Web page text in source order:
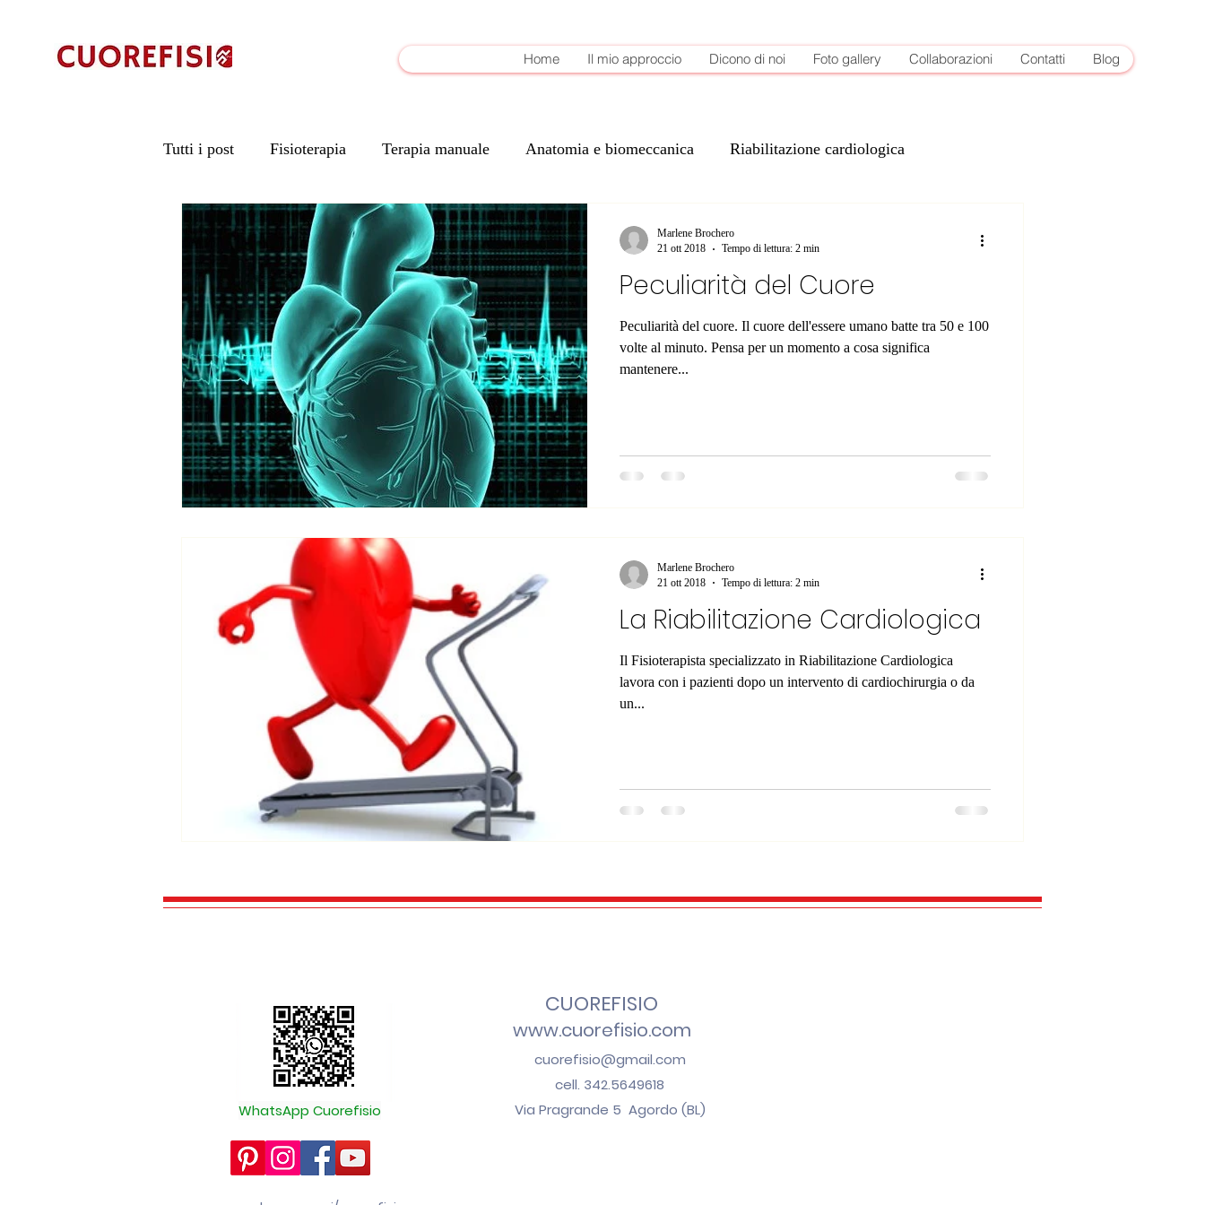
Home Il mio approccio Dicono di noi Foto gallery Collaborazioni Contatti Blog
Tutti i post Fisioterapia Terapia manuale Anatomia e biomeccanica Riabilitazione cardiologica
Prevenzione in Fisioterapia Fattori di rischio cardiovascolari
Peculiarità del Cuore
Peculiarità del cuore. Il cuore dell'essere umano batte tra 50 e 100
volte al minuto. Pensa per un momento a cosa significa
mantenere...
Marlene Brochero
21 ott 2018
Tempo di lettura: 2 min
La Riabilitazione Cardiologica
Il Fisioterapista specializzato in Riabilitazione Cardiologica
lavora con i pazienti dopo un intervento di cardiochirurgia o da
un...
Marlene Brochero
21 ott 2018
Tempo di lettura: 2 min
WhatsApp Cuorefisio
CUOREFISIO
www.cuorefisio.com
cuorefisio@gmail.com
cell. 342.5649618
Via Pragrande 5 Agordo (BL)